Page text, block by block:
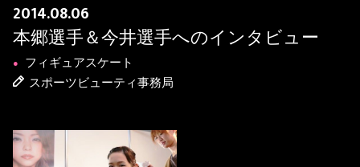
2014.08.06
本郷選手＆今井選手へのインタビュー
●
フィギュアスケート
スポーツビューティ事務局